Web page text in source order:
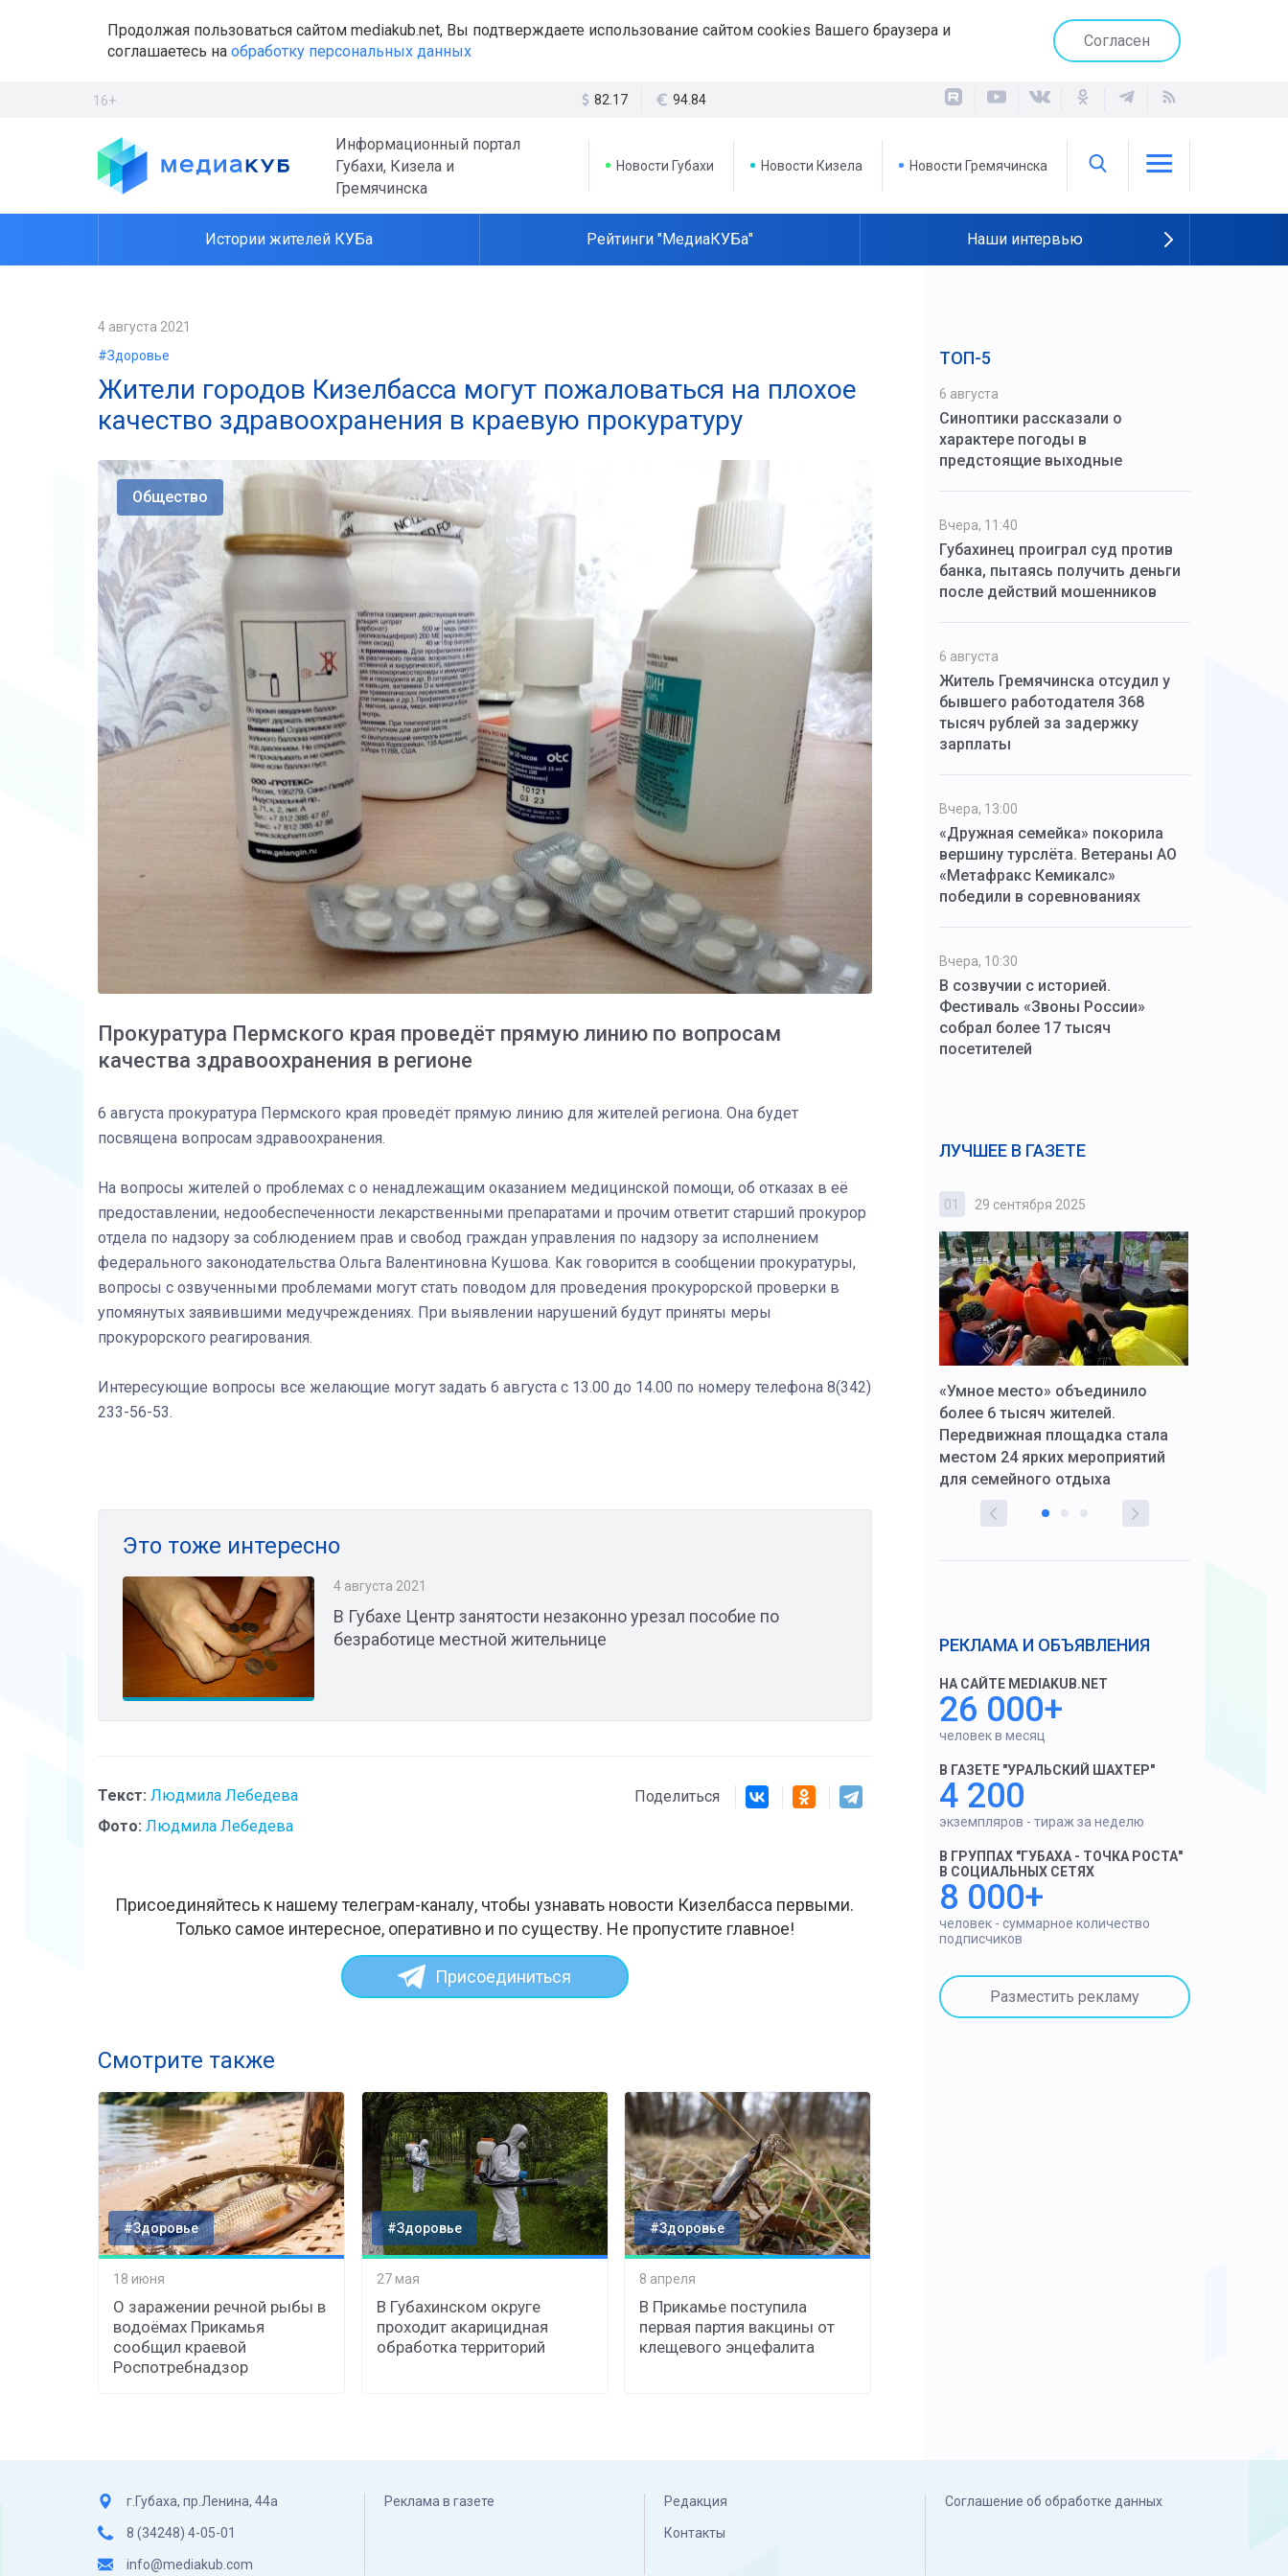
Продолжая пользоваться сайтом mediakub.net, Вы подтверждаете использование сайтом cookies Вашего браузера и
соглашаетесь на обработку персональных данных
Согласен
16+ 82.17 94.84
Информационный портал
Губахи, Кизела и
Гремячинска
Новости Губахи Новости Кизела Новости Гремячинска
Истории жителей КУБа Рейтинги "МедиаКУБа" Наши интервью
4 августа 2021
#Здоровье
Жители городов Кизелбасса могут пожаловаться на плохое
качество здравоохранения в краевую прокуратуру
Общество
Прокуратура Пермского края проведёт прямую линию по вопросам
качества здравоохранения в регионе
6 августа прокуратура Пермского края проведёт прямую линию для жителей региона. Она будет
посвящена вопросам здравоохранения.
На вопросы жителей о проблемах с о ненадлежащим оказанием медицинской помощи, об отказах в её
предоставлении, недообеспеченности лекарственными препаратами и прочим ответит старший прокурор
отдела по надзору за соблюдением прав и свобод граждан управления по надзору за исполнением
федерального законодательства Ольга Валентиновна Кушова. Как говорится в сообщении прокуратуры,
вопросы с озвученными проблемами могут стать поводом для проведения прокурорской проверки в
упомянутых заявившими медучреждениях. При выявлении нарушений будут приняты меры
прокурорского реагирования.
Интересующие вопросы все желающие могут задать 6 августа с 13.00 до 14.00 по номеру телефона 8(342)
233-56-53.
Это тоже интересно
4 августа 2021
В Губахе Центр занятости незаконно урезал пособие по
безработице местной жительнице
Текст: Людмила Лебедева
Фото: Людмила Лебедева
Поделиться
Присоединяйтесь к нашему телеграм-каналу, чтобы узнавать новости Кизелбасса первыми.
Только самое интересное, оперативно и по существу. Не пропустите главное!
Присоединиться
Смотрите также
#Здоровье
18 июня
О заражении речной рыбы в
водоёмах Прикамья
сообщил краевой
Роспотребнадзор
#Здоровье
27 мая
В Губахинском округе
проходит акарицидная
обработка территорий
#Здоровье
8 апреля
В Прикамье поступила
первая партия вакцины от
клещевого энцефалита
ТОП-5
6 августа
Синоптики рассказали о
характере погоды в
предстоящие выходные
Вчера, 11:40
Губахинец проиграл суд против
банка, пытаясь получить деньги
после действий мошенников
6 августа
Житель Гремячинска отсудил у
бывшего работодателя 368
тысяч рублей за задержку
зарплаты
Вчера, 13:00
«Дружная семейка» покорила
вершину турслёта. Ветераны АО
«Метафракс Кемикалс»
победили в соревнованиях
Вчера, 10:30
В созвучии с историей.
Фестиваль «Звоны России»
собрал более 17 тысяч
посетителей
ЛУЧШЕЕ В ГАЗЕТЕ
4 октября 2025
Штурмовик огня. Казак Алексей
01 29 сентября 2025
«Умное место» объединило
более 6 тысяч жителей.
Передвижная площадка стала
местом 24 ярких мероприятий
для семейного отдыха
РЕКЛАМА И ОБЪЯВЛЕНИЯ
НА САЙТЕ MEDIAKUB.NET
26 000+
человек в месяц
В ГАЗЕТЕ "УРАЛЬСКИЙ ШАХТЕР"
4 200
экземпляров - тираж за неделю
В ГРУППАХ "ГУБАХА - ТОЧКА РОСТА"
В СОЦИАЛЬНЫХ СЕТЯХ
8 000+
человек - суммарное количество
подписчиков
Разместить рекламу
г.Губаха, пр.Ленина, 44а
8 (34248) 4-05-01
info@mediakub.com
Реклама в газете Редакция
Контакты
Соглашение об обработке данных